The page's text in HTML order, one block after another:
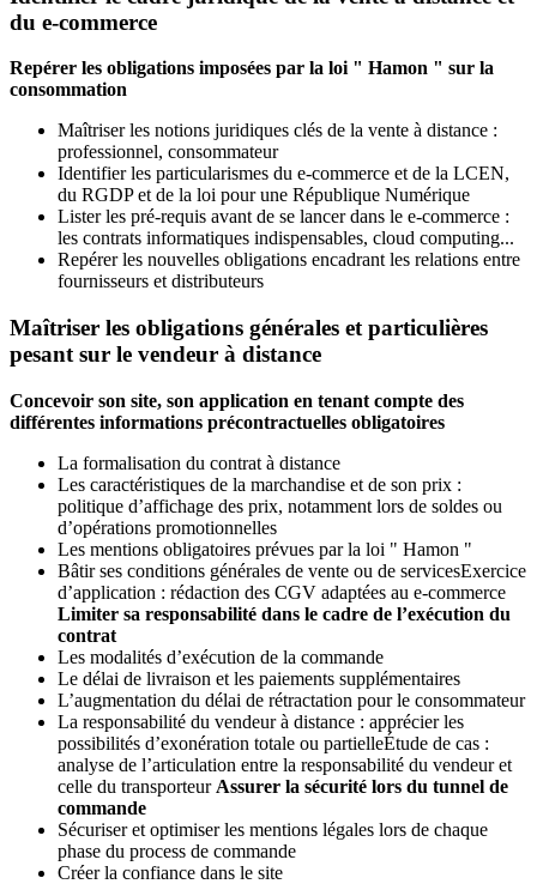
du e-commerce
Repérer les obligations imposées par la loi " Hamon " sur la
consommation
Maîtriser les notions juridiques clés de la vente à distance :
professionnel, consommateur
Identifier les particularismes du e-commerce et de la LCEN,
du RGDP et de la loi pour une République Numérique
Lister les pré-requis avant de se lancer dans le e-commerce :
les contrats informatiques indispensables, cloud computing...
Repérer les nouvelles obligations encadrant les relations entre
fournisseurs et distributeurs
Maîtriser les obligations générales et particulières
pesant sur le vendeur à distance
Concevoir son site, son application en tenant compte des
différentes informations précontractuelles obligatoires
La formalisation du contrat à distance
Les caractéristiques de la marchandise et de son prix :
politique d’affichage des prix, notamment lors de soldes ou
d’opérations promotionnelles
Les mentions obligatoires prévues par la loi " Hamon "
Bâtir ses conditions générales de vente ou de servicesExercice
d’application : rédaction des CGV adaptées au e-commerce
Limiter sa responsabilité dans le cadre de l’exécution du
contrat
Les modalités d’exécution de la commande
Le délai de livraison et les paiements supplémentaires
L’augmentation du délai de rétractation pour le consommateur
La responsabilité du vendeur à distance : apprécier les
possibilités d’exonération totale ou partielleÉtude de cas :
analyse de l’articulation entre la responsabilité du vendeur et
celle du transporteur Assurer la sécurité lors du tunnel de
commande
Sécuriser et optimiser les mentions légales lors de chaque
phase du process de commande
Créer la confiance dans le site